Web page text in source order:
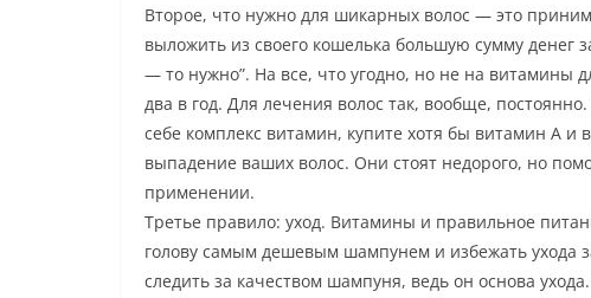
Второе, что нужно для шикарных волос — это
выложить из своего кошелька большую сумму денег
— то нужно”. На все, что угодно, но не на витамины
два в год. Для лечения волос так, вообще,
себе комплекс витамин, купите хотя бы витамин А и
выпадение ваших волос. Они стоят недорого, но
применении.
Третье правило: уход. Витамины и правильное
голову самым дешевым шампунем и избежать
следить за качеством шампуня, ведь он основа